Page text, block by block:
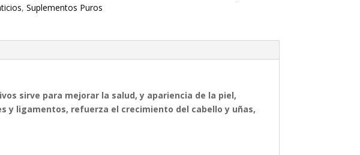
, Suplementos Puros
sirve para mejorar la salud, y apariencia de la piel,
y ligamentos, refuerza el crecimiento del cabello y uñas,